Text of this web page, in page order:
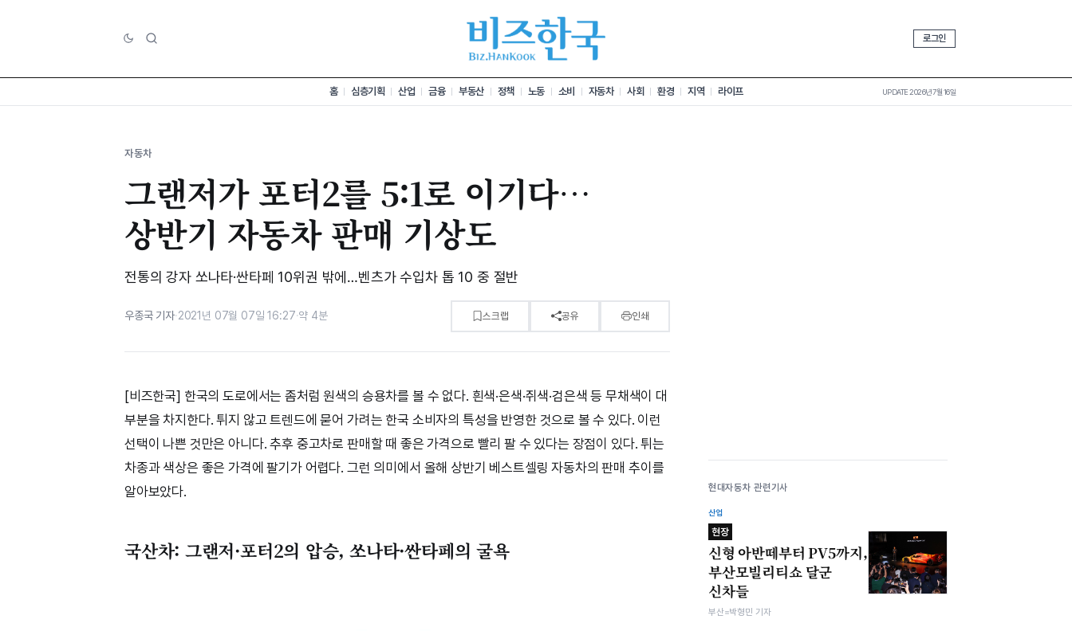
로그인
홈 심층기획 산업 금융 부동산 정책 노동 소비 자동차 사회 환경 지역 라이프 UPDATE 2026년 7월 16일
자동차
그랜저가 포터2를 5:1로 이기다…
상반기 자동차 판매 기상도
전통의 강자 쏘나타·싼타페 10위권 밖에…벤츠가 수입차 톱 10 중 절반
우종국 기자·2021년 07월 07일 16:27·약 4분 스크랩 공유 인쇄
[비즈한국] 한국의 도로에서는 좀처럼 원색의 승용차를 볼 수 없다. 흰색·은색·쥐색·검은색 등 무채색이 대
부분을 차지한다. 튀지 않고 트렌드에 묻어 가려는 한국 소비자의 특성을 반영한 것으로 볼 수 있다. 이런
선택이 나쁜 것만은 아니다. 추후 중고차로 판매할 때 좋은 가격으로 빨리 팔 수 있다는 장점이 있다. 튀는
차종과 색상은 좋은 가격에 팔기가 어렵다. 그런 의미에서 올해 상반기 베스트셀링 자동차의 판매 추이를
알아보았다.
국산차: 그랜저·포터2의 압승, 쏘나타·싼타페의 굴욕
현대자동차 관련기사
산업
현장
신형 아반떼부터 PV5까지,
부산모빌리티쇼 달군
신차들
부산=박형민 기자